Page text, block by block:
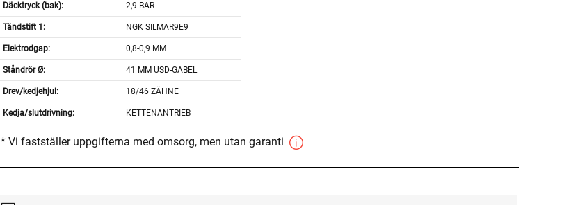
Däcktryck (bak): 2,9 BAR
Tändstift 1: NGK SILMAR9E9
Elektrodgap: 0,8-0,9 MM
Ståndrör Ø: 41 MM USD-GABEL
Drev/kedjehjul: 18/46 ZÄHNE
Kedja/slutdrivning: KETTENANTRIEB
* Vi fastställer uppgifterna med omsorg, men utan garanti